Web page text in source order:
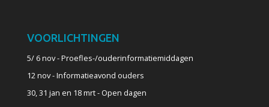
VOORLICHTINGEN
5/ 6 nov - Proefles-/ouderinformatiemiddagen
12 nov - Informatieavond ouders
30, 31 jan en 18 mrt - Open dagen